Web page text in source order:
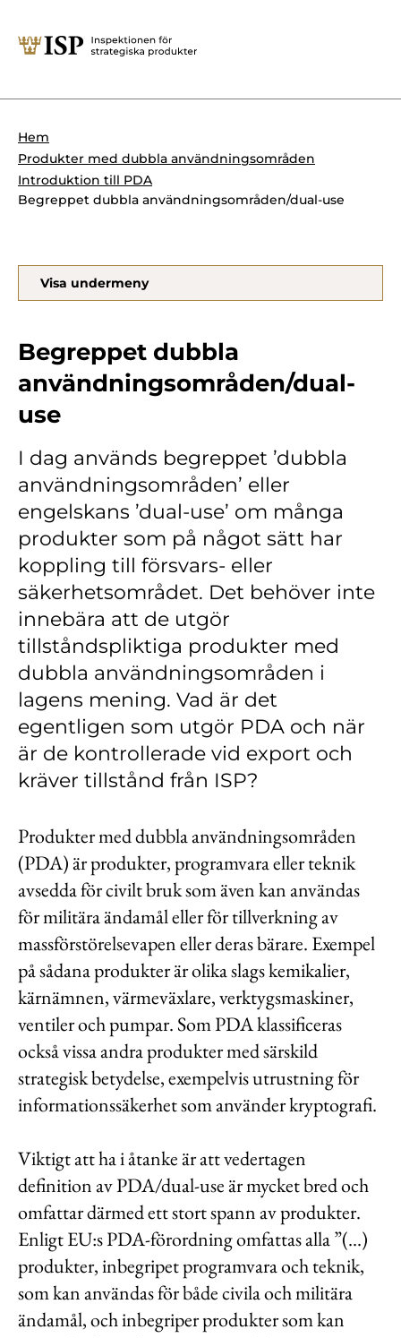
Sök
Söktips:
Presskontakt
Forskningssäkerhet
Regelverk
Krigsmateriel
Produkter med dubbla
användningsområden
Internationella sanktioner
Kemvapen-konventionen
Om ISP
Lediga jobb
Kundwebben
In English
Hem
Produkter med dubbla användningsområden
Introduktion till PDA
Begreppet dubbla användningsområden/dual-use
Visa undermeny
Begreppet dubbla
användningsområden/dual-
use
I dag används begreppet ’dubbla
användningsområden’ eller
engelskans ’dual-use’ om många
produkter som på något sätt har
koppling till försvars- eller
säkerhetsområdet. Det behöver inte
innebära att de utgör
tillståndspliktiga produkter med
dubbla användningsområden i
lagens mening. Vad är det
egentligen som utgör PDA och när
är de kontrollerade vid export och
kräver tillstånd från ISP?
Produkter med dubbla användningsområden
(PDA) är produkter, programvara eller teknik
avsedda för civilt bruk som även kan användas
för militära ändamål eller för tillverkning av
massförstörelsevapen eller deras bärare. Exempel
på sådana produkter är olika slags kemikalier,
kärnämnen, värmeväxlare, verktygsmaskiner,
ventiler och pumpar. Som PDA klassificeras
också vissa andra produkter med särskild
strategisk betydelse, exempelvis utrustning för
informationssäkerhet som använder kryptografi.
Viktigt att ha i åtanke är att vedertagen
definition av PDA/dual-use är mycket bred och
omfattar därmed ett stort spann av produkter.
Enligt EU:s PDA-förordning omfattas alla ”(...)
produkter, inbegripet programvara och teknik,
som kan användas för både civila och militära
ändamål, och inbegriper produkter som kan